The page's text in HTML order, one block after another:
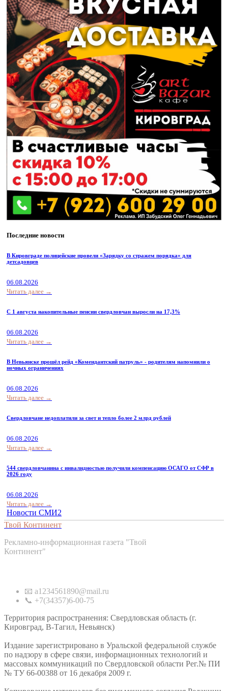
Последние новости
В Кировграде полицейские провели «Зарядку со стражем порядка» для
детсадовцев
06.08.2026
Читать далее →
С 1 августа накопительные пенсии свердловчан выросли на 17,3%
06.08.2026
Читать далее →
В Невьянске прошёл рейд «Комендантский патруль» - родителям напомнили о
ночных ограничениях
06.08.2026
Читать далее →
Свердловчане недоплатили за свет и тепло более 2 млрд рублей
06.08.2026
Читать далее →
544 свердловчанина с инвалидностью получили компенсацию ОСАГО от СФР в
2026 году
06.08.2026
Читать далее →
Новости СМИ2
Твой Континент
Рекламно-информационная газета "Твой
Континент"
📧 a1234561890@mail.ru
📞 +7(34357)6-00-75
Территория распространения: Свердловская область (г.
Кировград, В-Тагил, Невьянск)
Издание зарегистрировано в Уральской федеральной службе
по надзору в сфере связи, информационных технологий и
массовых коммуникаций по Свердловской области Рег.№ ПИ
№ ТУ 66-00388 от 16 декабря 2009 г.